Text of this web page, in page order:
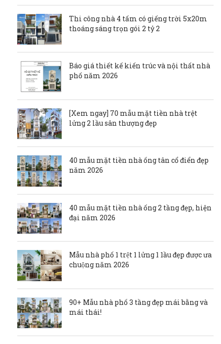
Thi công nhà 4 tấm có giếng trời 5x20m
thoáng sáng trọn gói 2 tỷ 2
Báo giá thiết kế kiến trúc và nội thất nhà
phố năm 2026
[Xem ngay] 70 mẫu mặt tiền nhà trệt
lửng 2 lầu sân thượng đẹp
40 mẫu mặt tiền nhà ống tân cổ điển đẹp
năm 2026
40 mẫu mặt tiền nhà ống 2 tầng đẹp, hiện
đại năm 2026
Mẫu nhà phố 1 trệt 1 lửng 1 1ầu đẹp được ưa
chuộng năm 2026
90+ Mẫu nhà phố 3 tầng đẹp mái bằng và
mái thái!